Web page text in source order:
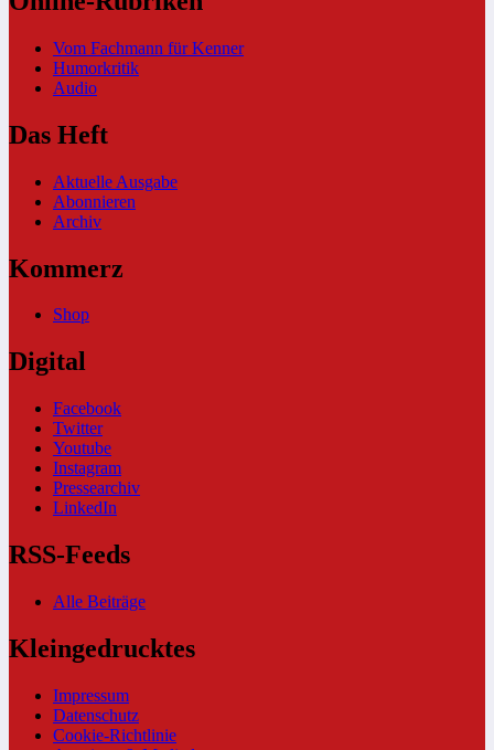
Vom Fachmann für Kenner
Humorkritik
Audio
Das Heft
Aktuelle Ausgabe
Abonnieren
Archiv
Kommerz
Shop
Digital
Facebook
Twitter
Youtube
Instagram
Pressearchiv
LinkedIn
RSS-Feeds
Alle Beiträge
Kleingedrucktes
Impressum
Datenschutz
Cookie-Richtlinie